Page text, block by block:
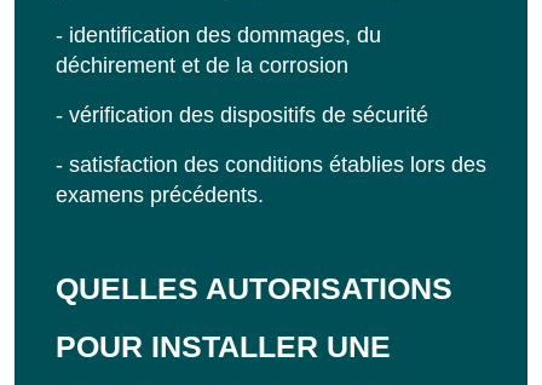
- identification des dommages, du
déchirement et de la corrosion
- vérification des dispositifs de sécurité
- satisfaction des conditions établies lors des
examens précédents.
QUELLES AUTORISATIONS
POUR INSTALLER UNE